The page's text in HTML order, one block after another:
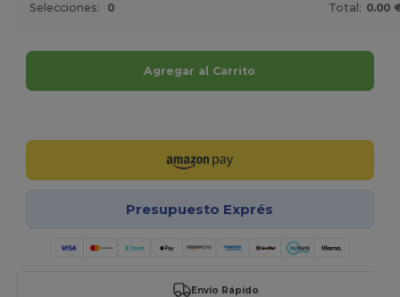
Selecciones: 0 Total: 0.00
Agregar al Carrito
Presupuesto Exprés
Envío Rápido